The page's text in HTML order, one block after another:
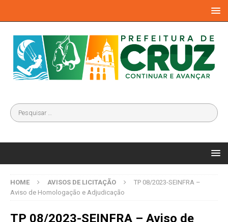
HOME AVISOS DE LICITAÇÃO
TP 08/2023-SEINFRA –
Aviso de Homologação e Adjudicação
TP 08/2023-SEINFRA – Aviso de